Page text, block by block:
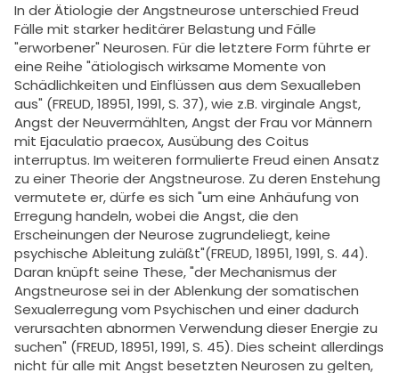
In der Ätiologie der Angstneurose unterschied Freud
Fälle mit starker heditärer Belastung und Fälle
"erworbener" Neurosen. Für die letztere Form führte er
eine Reihe "ätiologisch wirksame Momente von
Schädlichkeiten und Einflüssen aus dem Sexualleben
aus" (FREUD, 18951, 1991, S. 37), wie z.B. virginale Angst,
Angst der Neuvermählten, Angst der Frau vor Männern
mit Ejaculatio praecox, Ausübung des Coitus
interruptus. Im weiteren formulierte Freud einen Ansatz
zu einer Theorie der Angstneurose. Zu deren Enstehung
vermutete er, dürfe es sich "um eine Anhäufung von
Erregung handeln, wobei die Angst, die den
Erscheinungen der Neurose zugrundeliegt, keine
psychische Ableitung zuläßt"(FREUD, 18951, 1991, S. 44).
Daran knüpft seine These, "der Mechanismus der
Angstneurose sei in der Ablenkung der somatischen
Sexualerregung vom Psychischen und einer dadurch
verursachten abnormen Verwendung dieser Energie zu
suchen" (FREUD, 18951, 1991, S. 45). Dies scheint allerdings
nicht für alle mit Angst besetzten Neurosen zu gelten,